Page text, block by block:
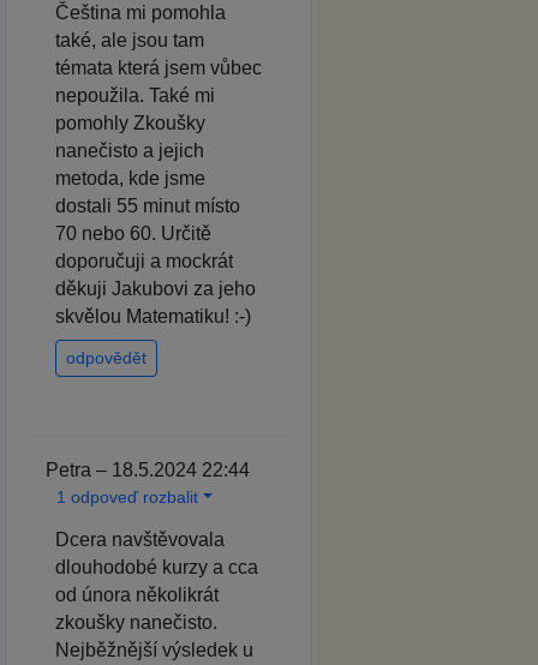
Čeština mi pomohla
také, ale jsou tam
témata která jsem vůbec
nepoužila. Také mi
pomohly Zkoušky
nanečisto a jejich
metoda, kde jsme
dostali 55 minut místo
70 nebo 60. Určitě
doporučuji a mockrát
děkuji Jakubovi za jeho
skvělou Matematiku! :-)
odpovědět
Petra – 18.5.2024 22:44
1 odpoveď rozbalit
Dcera navštěvovala
dlouhodobé kurzy a cca
od února několikrát
zkoušky nanečisto.
Nejběžnější výsledek u